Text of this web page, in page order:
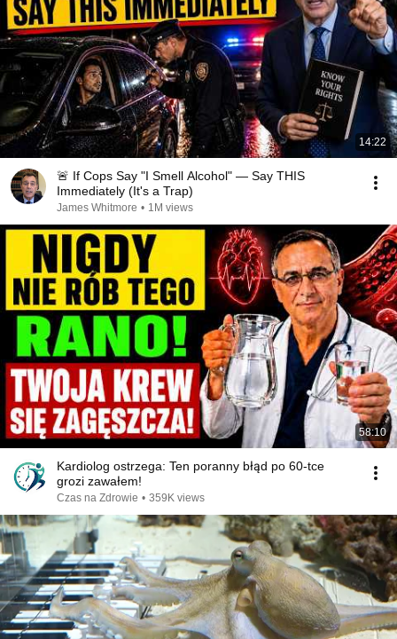
14:22
🚨 If Cops Say "I Smell Alcohol" — Say THIS
Immediately (It's a Trap)
James Whitmore • 1M views
58:10
Kardiolog ostrzega: Ten poranny błąd po 60-tce
grozi zawałem!
Czas na Zdrowie • 359K views